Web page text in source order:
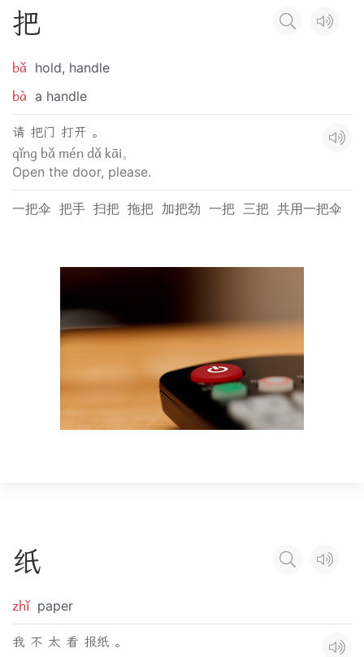
把
bǎ hold, handle
bà a handle
请 把门 打开 。
qǐng bǎ mén dǎ kāi。
Open the door, please.
一把伞 把手 扫把 拖把 加把劲 一把 三把 共用一把伞
纸
zhǐ paper
我 不 太 看 报纸 。